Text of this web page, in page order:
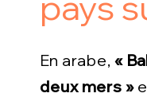
En arabe, «
deux mers »